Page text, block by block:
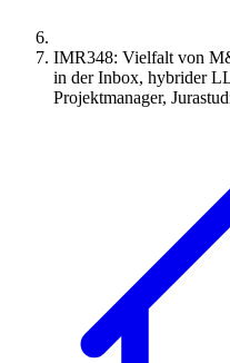
IMR348: Vielfalt von
in der Inbox, hybrider
Projektmanager,